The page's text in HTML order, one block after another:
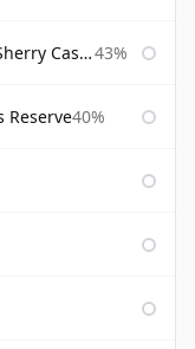
& Macphail 43%
Reserve40%